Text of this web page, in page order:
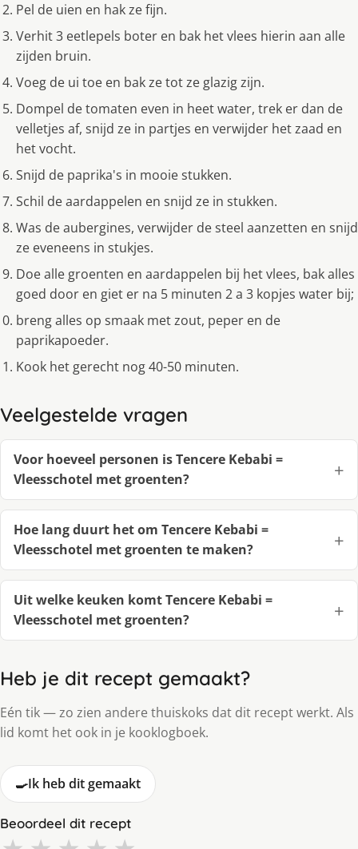
Pel de uien en hak ze fijn.
Verhit 3 eetlepels boter en bak het vlees hierin aan alle
zijden bruin.
Voeg de ui toe en bak ze tot ze glazig zijn.
Dompel de tomaten even in heet water, trek er dan de
velletjes af, snijd ze in partjes en verwijder het zaad en
het vocht.
Snijd de paprika's in mooie stukken.
Schil de aardappelen en snijd ze in stukken.
Was de aubergines, verwijder de steel aanzetten en snijd
ze eveneens in stukjes.
Doe alle groenten en aardappelen bij het vlees, bak alles
goed door en giet er na 5 minuten 2 a 3 kopjes water bij;
breng alles op smaak met zout, peper en de
paprikapoeder.
Kook het gerecht nog 40-50 minuten.
Veelgestelde vragen
Voor hoeveel personen is Tencere Kebabi =
Vleesschotel met groenten?
Hoe lang duurt het om Tencere Kebabi =
Vleesschotel met groenten te maken?
Uit welke keuken komt Tencere Kebabi =
Vleesschotel met groenten?
Heb je dit recept gemaakt?
Eén tik — zo zien andere thuiskoks dat dit recept werkt. Als
lid komt het ook in je kooklogboek.
🍳Ik heb dit gemaakt
Beoordeel dit recept